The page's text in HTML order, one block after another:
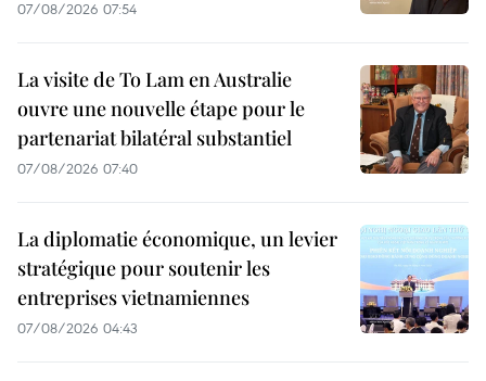
07/08/2026 07:54
La visite de To Lam en Australie
ouvre une nouvelle étape pour le
partenariat bilatéral substantiel
07/08/2026 07:40
La diplomatie économique, un levier
stratégique pour soutenir les
entreprises vietnamiennes
07/08/2026 04:43